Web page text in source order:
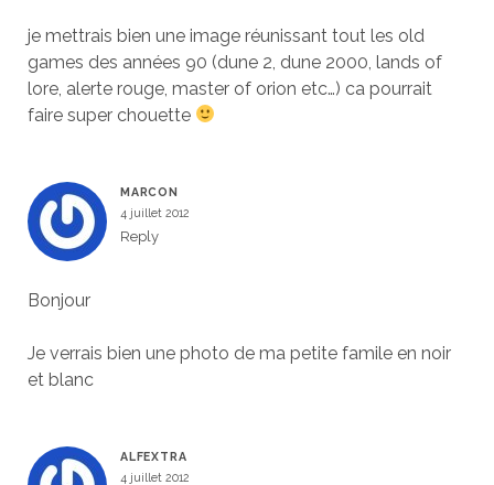
je mettrais bien une image réunissant tout les old
games des années 90 (dune 2, dune 2000, lands of
lore, alerte rouge, master of orion etc…) ca pourrait
faire super chouette
MARCON
4 juillet 2012
Reply
Bonjour
Je verrais bien une photo de ma petite famile en noir
et blanc
ALFEXTRA
4 juillet 2012